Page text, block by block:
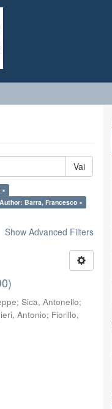
Vai
Author: Barra, Francesco ×
Show Advanced Filters
;Sica, Antonello;
Antonio; Fiorillo,